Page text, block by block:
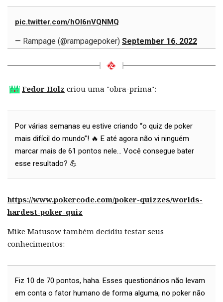
pic.twitter.com/hOl6nVQNMQ
— Rampage (@rampagepoker) September 16, 2022
Fedor Holz criou uma "obra-prima":
Por várias semanas eu estive criando “o quiz de poker
mais difícil do mundo”! 🔥 E até agora não vi ninguém
marcar mais de 61 pontos nele... Você consegue bater
esse resultado? 💪
https://www.pokercode.com/poker-quizzes/worlds-
hardest-poker-quiz
Mike Matusow também decidiu testar seus
conhecimentos:
Fiz 10 de 70 pontos, haha. Esses questionários não levam
em conta o fator humano de forma alguma, no poker não